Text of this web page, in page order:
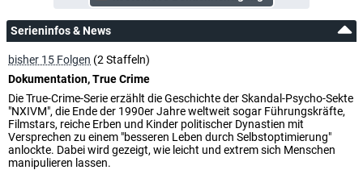
Serieninfos & News
bisher 15 Folgen (2 Staffeln)
Dokumentation, True Crime
Die True-Crime-Serie erzählt die Geschichte der Skandal-Psycho-Sekte
"NXIVM", die Ende der 1990er Jahre weltweit sogar Führungskräfte,
Filmstars, reiche Erben und Kinder politischer Dynastien mit
Versprechen zu einem "besseren Leben durch Selbstoptimierung"
anlockte. Dabei wird gezeigt, wie leicht und extrem sich Menschen
manipulieren lassen.